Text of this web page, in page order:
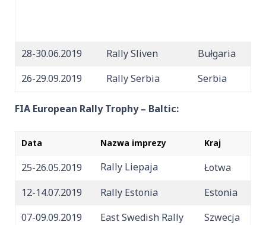
28-30.06.2019 Rally Sliven
Bułgaria
26-29.09.2019
Rally Serbia Serbia
FIA European Rally Trophy – Baltic:
Data Nazwa imprezy Kraj
25-26.05.2019 Rally Liepaja
Łotwa
12-14.07.2019
Rally Estonia
Estonia
07-09.09.2019
East Swedish Rally Szwecja